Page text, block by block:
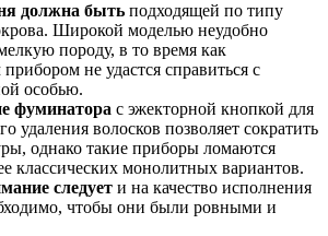
должна быть подходящей по типу
Широкой моделью неудобно
породу, в то время как
не удастся справиться с
особью.
фуминатора с эжекторной кнопкой для
удаления волосков позволяет сократить
однако такие приборы ломаются
классических монолитных вариантов.
следует и на качество исполнения
чтобы они были ровными и